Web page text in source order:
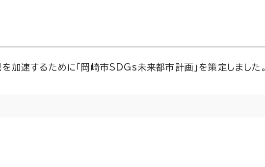
速するために「岡崎市SDGs未来都市計画」を策定しました。